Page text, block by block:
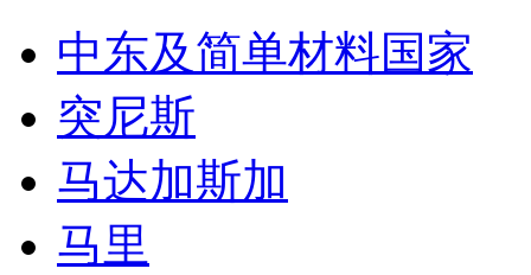
中东及简单材料国家
突尼斯
马达加斯加
马里